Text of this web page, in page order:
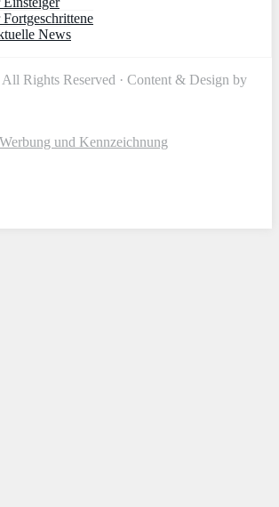
News
Rights Reserved · Content & Design by
und Kennzeichnung